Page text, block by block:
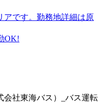
アです。勤務地詳細は原
OK!
会社東海バス）_バス運転